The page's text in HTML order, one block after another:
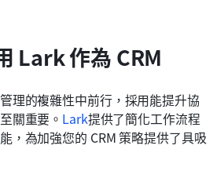
Lark 作為 CRM
理的複雜性中前行，採用能提升協
關重要。 Lark提供了簡化工作流程
，為加強您的 CRM 策略提供了具吸